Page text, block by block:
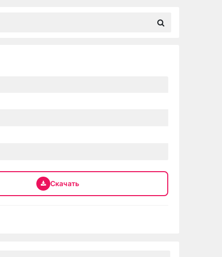
Скачать